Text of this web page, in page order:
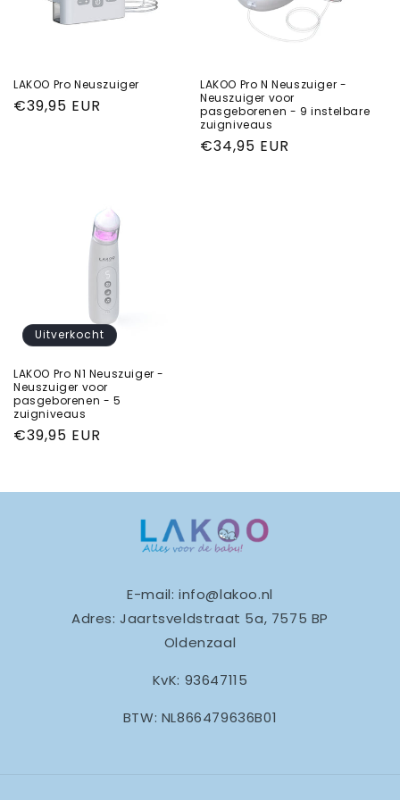
:
LAKOO Pro Neuszuiger
Normale
€39,95 EUR
LAKOO Pro N Neuszuiger -
Neuszuiger voor
pasgeborenen - 9 instelbare
zuigniveaus
Normale
€34,95 EUR
Uitverkocht
LAKOO Pro N1 Neuszuiger -
Neuszuiger voor
pasgeborenen - 5
zuigniveaus
Normale
€39,95 EUR
E-mail: info@lakoo.nl
Adres: Jaartsveldstraat 5a, 7575 BP
Oldenzaal
KvK: 93647115
BTW: NL866479636B01